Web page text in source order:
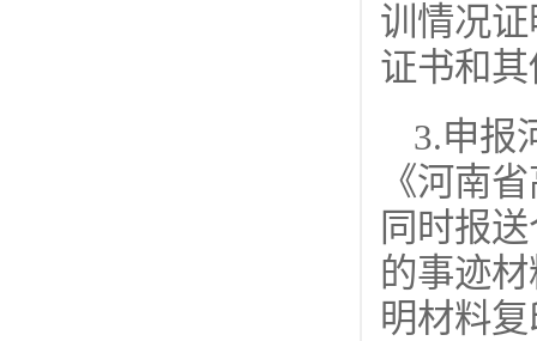
训情况
证书和
3.申报
《河南
同时报
的事迹
明材料